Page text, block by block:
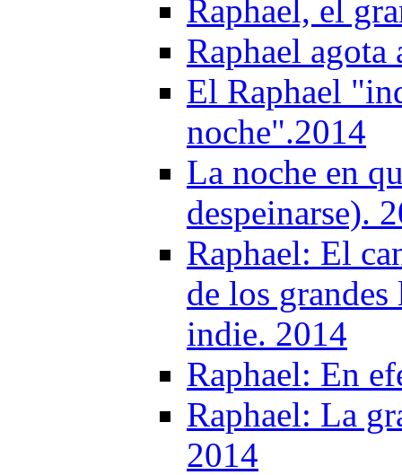
Raphael, el
Raphael
El Raphael
noche".2014
La noche en
despeinarse).
Raphael: El
de los
indie. 2014
Raphael: En
Raphael: La
2014